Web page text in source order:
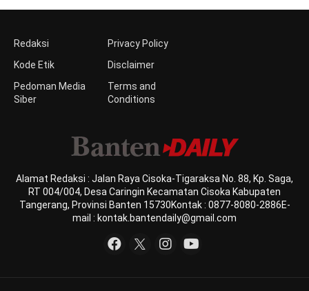
Redaksi
Kode Etik
Pedoman Media
Siber
Privacy Policy
Disclaimer
Terms and
Conditions
Alamat Redaksi : Jalan Raya Cisoka-Tigaraksa No. 88, Kp. Saga,
RT 004/004, Desa Caringin Kecamatan Cisoka Kabupaten
Tangerang, Provinsi Banten 15730Kontak : 0877-8080-2886E-
mail : kontak.bantendaily@gmail.com